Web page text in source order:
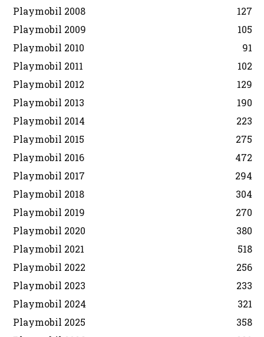
Playmobil 2008
127
Playmobil 2009
105
Playmobil 2010
91
Playmobil 2011
102
Playmobil 2012
129
Playmobil 2013
190
Playmobil 2014
223
Playmobil 2015
275
Playmobil 2016
472
Playmobil 2017
294
Playmobil 2018
304
Playmobil 2019
270
Playmobil 2020
380
Playmobil 2021
518
Playmobil 2022
256
Playmobil 2023
233
Playmobil 2024
321
Playmobil 2025
358